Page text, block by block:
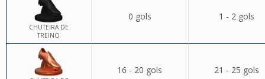
CHUTEIRA DE
TREINO
0 gols 1 - 2 gols
16 - 20 gols 21 - 25 gols